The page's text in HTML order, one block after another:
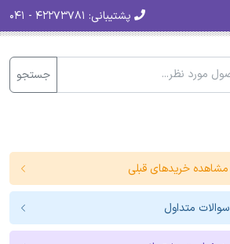
پشتیبانی:
جستجو
مشاهده خریدهای قبلی
سوالات متداول